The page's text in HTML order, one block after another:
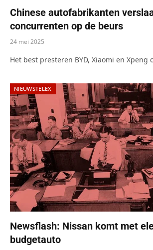
Chinese autofabrikanten
concurrenten op de beurs
24 mei 2025
Het best presteren BYD, Xiaomi en Xpeng
NIEUWSTELEX
Newsflash: Nissan komt met
budgetauto